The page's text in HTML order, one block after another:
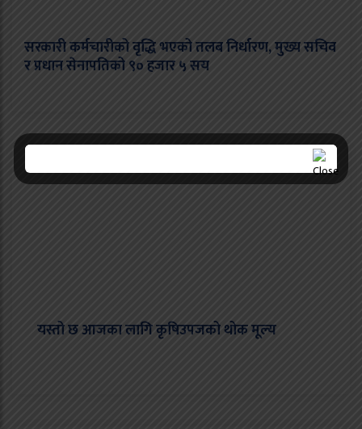
सरकारी कर्मचारीको वृद्धि भएको तलब निर्धारण, मुख्य सचिव
र प्रधान सेनापतिको ९० हजार ५ सय
यस्तो छ आजका लागि कृषिउपजको थोक मूल्य